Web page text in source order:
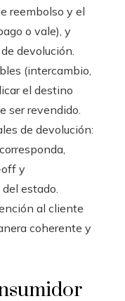
reembolso y el
o vale), y
devolución.
(intercambio,
el destino
ser revendido.
de devolución:
off y
estado.
al cliente
coherente y